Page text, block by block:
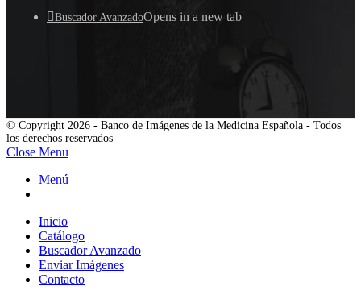
Buscador AvanzadoOpens in a new tab
© Copyright 2026 - Banco de Imágenes de la Medicina Española - Todos
los derechos reservados
Close Menu
Menú
Inicio
Catálogo
Buscador Avanzado
Enviar Imágenes
Contacto